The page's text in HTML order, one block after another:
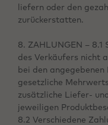
liefern oder den
zurückerstatten.
8. ZAHLUNGEN –
des Verkäufers nicht
bei den angegebenen
gesetzliche
zusätzliche Liefer-
jeweiligen
8.2 Verschiedene